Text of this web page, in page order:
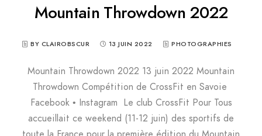
Mountain Throwdown 2022
BY CLAIROBSCUR 13 JUIN 2022 PHOTOGRAPHIES
Mountain Throwdown 2022 13 juin 2022 Mountain
Throwdown Compétition de CrossFit en Savoie
Facebook • Instagram Le club CrossFit Pour Tous
accueillait ce weekend (11-12 juin) des sportifs de